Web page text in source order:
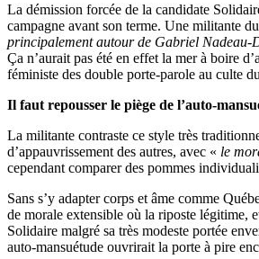
La démission forcée de la candidate
campagne avant son terme. Une militante
principalement autour de Gabriel Nadeau-
Ça n’aurait pas été en effet la mer à boire
féministe des double porte-parole au culte
Il faut repousser le piège de l’auto-
La militante contraste ce style très
d’appauvrissement des autres, avec « le
cependant comparer des pommes
Sans s’y adapter corps et âme comme
de morale extensible où la riposte légitime,
Solidaire malgré sa très modeste portée
auto-mansuétude ouvrirait la porte à pire